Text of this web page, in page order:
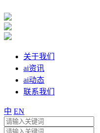
关于我们
ai资讯
ai动态
联系我们
中 EN